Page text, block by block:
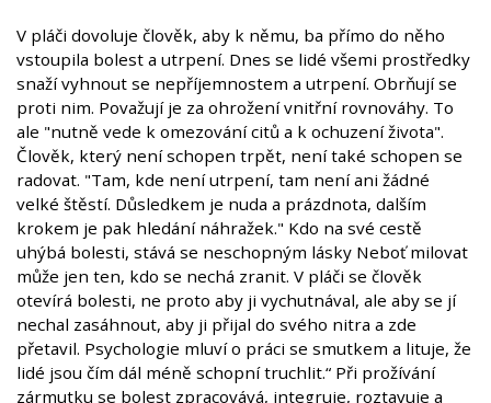
V pláči dovoluje člověk, aby k němu, ba přímo do něho
vstoupila bolest a utrpení. Dnes se lidé všemi prostředky
snaží vyhnout se nepříjemnostem a utrpení. Obrňují se
proti nim. Považují je za ohrožení vnitřní rovnováhy. To
ale "nutně vede k omezování citů a k ochuzení života".
Člověk, který není schopen trpět, není také schopen se
radovat. "Tam, kde není utrpení, tam není ani žádné
velké štěstí. Důsledkem je nuda a prázdnota, dalším
krokem je pak hledání náhražek." Kdo na své cestě
uhýbá bolesti, stává se neschopným lásky Neboť milovat
může jen ten, kdo se nechá zranit. V pláči se člověk
otevírá bolesti, ne proto aby ji vychutnával, ale aby se jí
nechal zasáhnout, aby ji přijal do svého nitra a zde
přetavil. Psychologie mluví o práci se smutkem a lituje, že
lidé jsou čím dál méně schopní truchlit.“ Při prožívání
zármutku se bolest zpracovává, integruje, roztavuje a